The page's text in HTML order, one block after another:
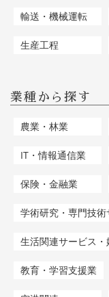
輸送・機械運転
生産工程
業種から探す
農業・林業
IT・情報通信業
保険・金融業
学術研究・専門技術
生活関連サービス・
教育・学習支援業